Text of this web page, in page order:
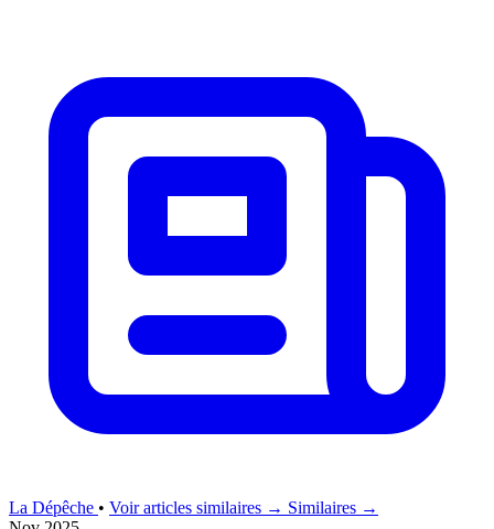
La Dépêche • Voir articles similaires → Similaires →